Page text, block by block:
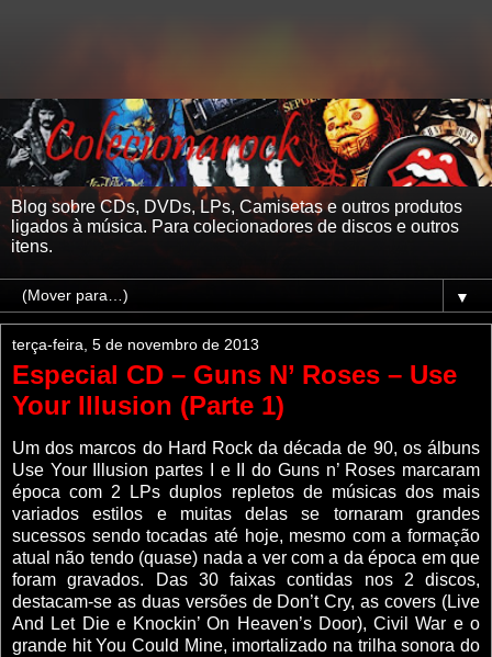
Blog sobre CDs, DVDs, LPs, Camisetas e outros produtos
ligados à música. Para colecionadores de discos e outros
itens.
▼
terça-feira, 5 de novembro de 2013
Especial CD – Guns N’ Roses – Use
Your Illusion (Parte 1)
Um dos marcos do Hard Rock da década de 90, os álbuns
Use Your Illusion partes I e II do Guns n’ Roses marcaram
época com 2 LPs duplos repletos de músicas dos mais
variados estilos e muitas delas se tornaram grandes
sucessos sendo tocadas até hoje, mesmo com a formação
atual não tendo (quase) nada a ver com a da época em que
foram gravados. Das 30 faixas contidas nos 2 discos,
destacam-se as duas versões de Don’t Cry, as covers (Live
And Let Die e Knockin’ On Heaven’s Door), Civil War e o
grande hit You Could Mine, imortalizado na trilha sonora do